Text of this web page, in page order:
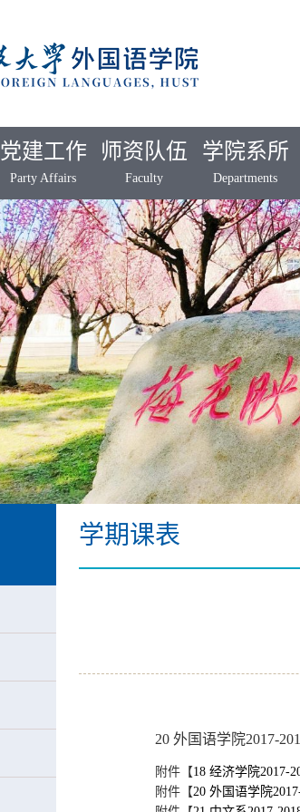
党建工作
Party Affairs
师资队伍
Faculty
学院系所
Departments
学期课表
20 外国语学院2017-
附件【18 经济学院2017-
附件【20 外国语学院